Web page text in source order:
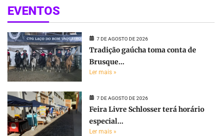
EVENTOS
7 DE AGOSTO DE 2026
Tradição gaúcha toma conta de
Brusque...
Ler mais »
7 DE AGOSTO DE 2026
Feira Livre Schlosser terá horário
especial...
Ler mais »